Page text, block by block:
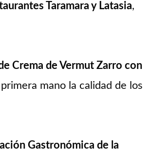
Taramara y Latasia,
Crema de Vermut Zarro con
mano la calidad de los
Gastronómica de la